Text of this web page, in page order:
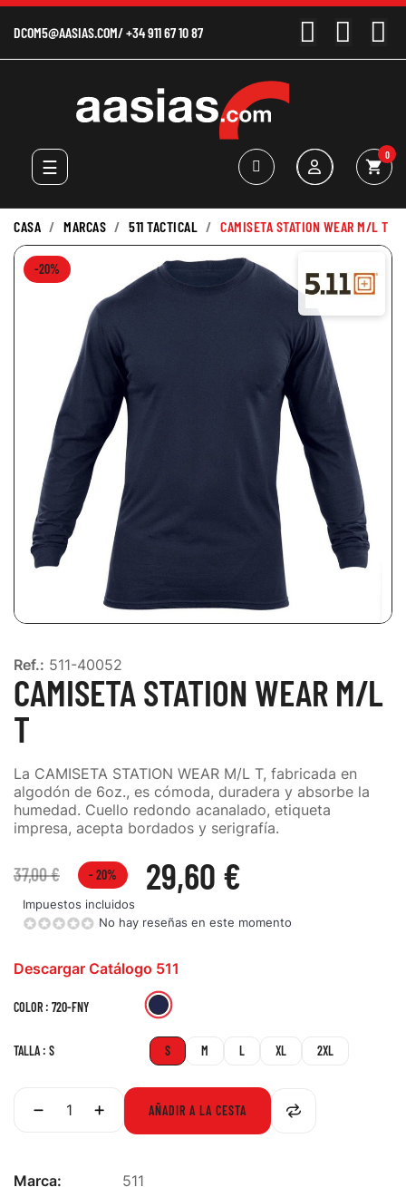
DCOM5@AASIAS.COM/+34 911 67 10 87
Navegación
de
☰ shopping_cart
0
CASA MARCAS 511 TACTICAL CAMISETA STATION WEAR M/L T
-20%
Ref.: 511-40052
CAMISETA STATION WEAR M/L
T
La CAMISETA STATION WEAR M/L T, fabricada en
algodón de 6oz., es cómoda, duradera y absorbe la
humedad. Cuello redondo acanalado, etiqueta
impresa, acepta bordados y serigrafía.
37,00 € 29,60 €
- 20%
Impuestos incluidos
No hay reseñas en este momento
Descargar Catálogo 511
COLOR : 720-FNY
720-
TALLA : S S M L XL 2XL
AÑADIR A LA CESTA
Marca: 511